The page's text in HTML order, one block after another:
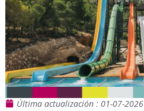
Última actualización : 01-07-2026